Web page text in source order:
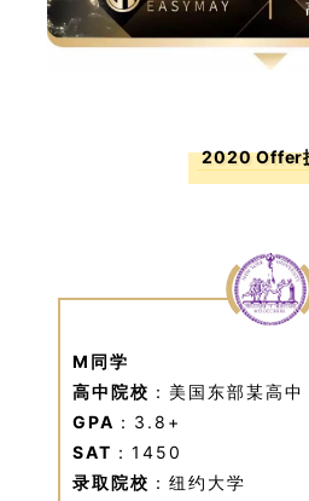
2020 Offer
M同学
高中院校 ：美国东部某高中
GPA ：3.8+
SAT ：1450
录取院校 ：纽约大学